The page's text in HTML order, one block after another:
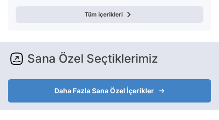
Tüm içerikleri
Sana Özel Seçtiklerimiz
Daha Fazla Sana Özel İçerikler